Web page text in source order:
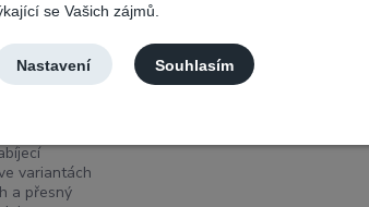
E20
variantách
a přesný
se Vašich zájmů.
Nastavení Souhlasím